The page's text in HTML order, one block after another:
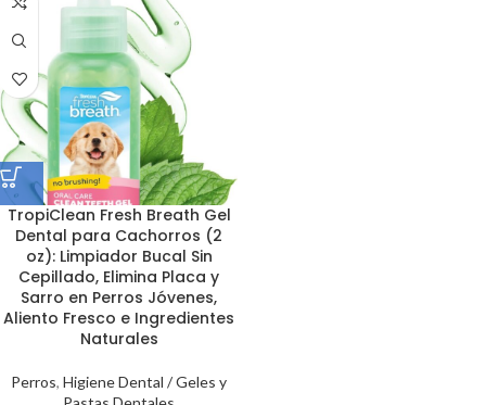
TropiClean Fresh Breath Gel
Dental para Cachorros (2
oz): Limpiador Bucal Sin
Cepillado, Elimina Placa y
Sarro en Perros Jóvenes,
Aliento Fresco e Ingredientes
Naturales
Perros, Higiene Dental / Geles y